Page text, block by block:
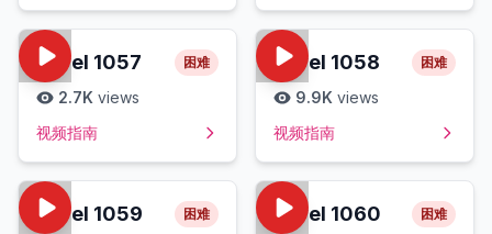
Level 1057 困难
2.7K views
视频指南
Level 1058 困难
9.9K views
视频指南
Level 1059 困难 Level 1060 困难